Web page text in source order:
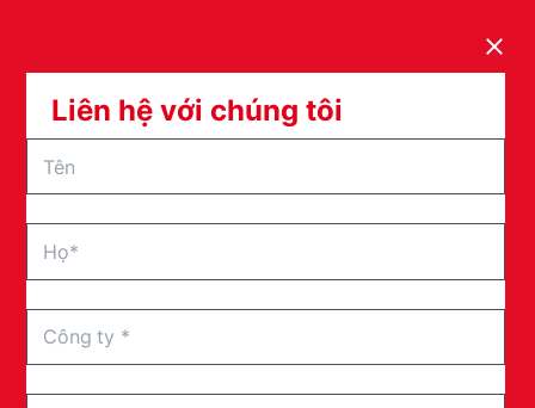
Liên hệ với chúng tôi